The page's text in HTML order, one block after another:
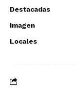
Destacadas
Imagen
Locales